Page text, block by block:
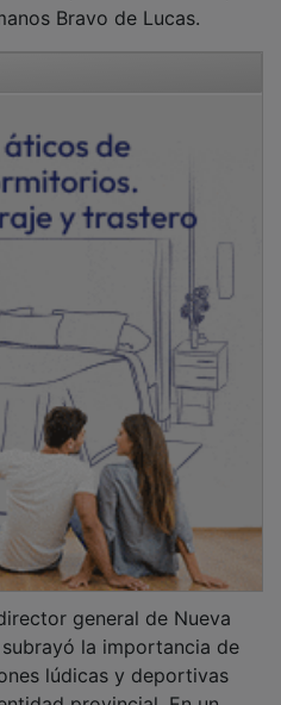
general de Nueva
la importancia de
lúdicas y deportivas
provincial. En un
respeto, las mesas se